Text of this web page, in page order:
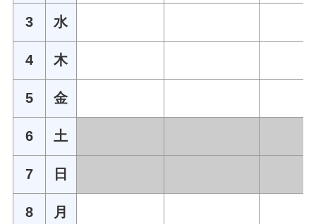
3 水
4 木
5 金
6 土
7 日
8 月